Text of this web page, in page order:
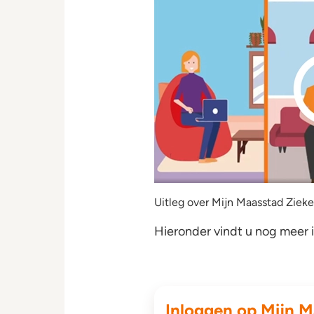
Uitleg over Mijn Maasstad
Hieronder vindt u nog